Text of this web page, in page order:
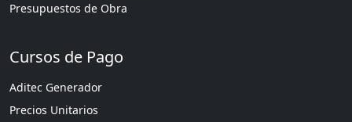
Presupuestos de Obra
Cursos de Pago
Aditec Generador
Precios Unitarios